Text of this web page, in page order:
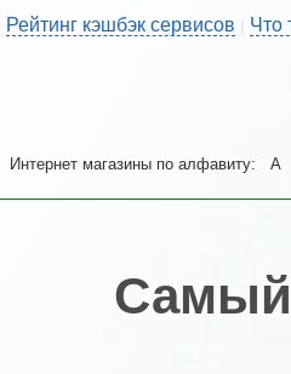
Рейтинг кэшбэк сервисов | Что
Интернет магазины по алфавиту: A
Самый